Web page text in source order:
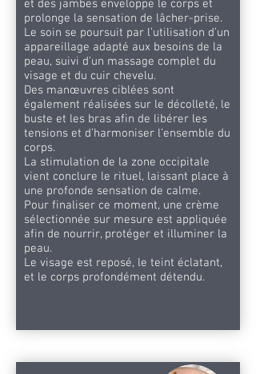
et des jambes enveloppe le corps et
prolonge la sensation de lâcher-prise.
Le soin se poursuit par l’utilisation d’un
appareillage adapté aux besoins de la
peau, suivi d’un massage complet du
visage et du cuir chevelu.
Des manœuvres ciblées sont
également réalisées sur le décolleté, le
buste et les bras afin de libérer les
tensions et d’harmoniser l’ensemble du
corps.
La stimulation de la zone occipitale
vient conclure le rituel, laissant place à
une profonde sensation de calme.
Pour finaliser ce moment, une crème
sélectionnée sur mesure est appliquée
afin de nourrir, protéger et illuminer la
peau.
Le visage est reposé, le teint éclatant,
et le corps profondément détendu.